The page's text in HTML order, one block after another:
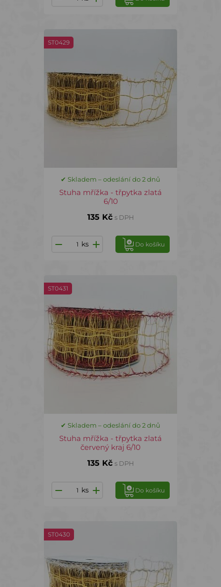
ST0429
✔ Skladem – odeslání do 2 dnů
Stuha mřížka - třpytka zlatá
6/10
135 Kč s DPH
ks Do košíku
ST0431
✔ Skladem – odeslání do 2 dnů
Stuha mřížka - třpytka zlatá
červený kraj 6/10
135 Kč s DPH
ks Do košíku
ST0430